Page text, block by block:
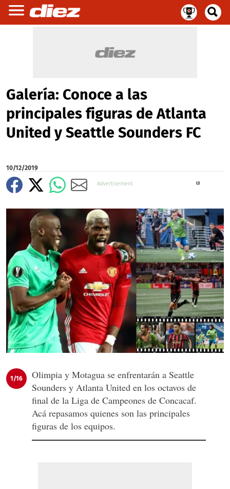
Galería: Conoce a las
principales figuras de Atlanta
United y Seattle Sounders FC
10/12/2019
1/16
Olimpia y Motagua se enfrentarán a Seattle
Sounders y Atlanta United en los octavos de
final de la Liga de Campeones de Concacaf.
Acá repasamos quienes son las principales
figuras de los equipos.
X